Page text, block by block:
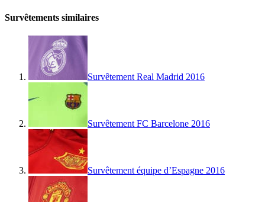
Survêtements similaires
Survêtement Real Madrid 2016
Survêtement FC Barcelone 2016
Survêtement équipe d’Espagne 2016